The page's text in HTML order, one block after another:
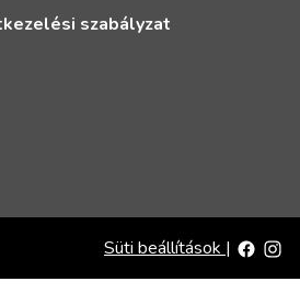
szabályzat
Süti beállítások |